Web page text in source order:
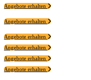
Angebote erhalten
Angebote erhalten
Angebote erhalten
Angebote erhalten
Angebote erhalten
Angebote erhalten